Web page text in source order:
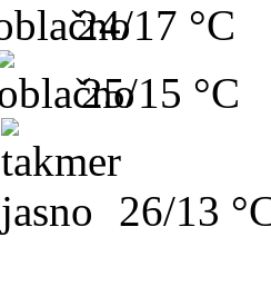
24/17 °C
25/15 °C
26/13